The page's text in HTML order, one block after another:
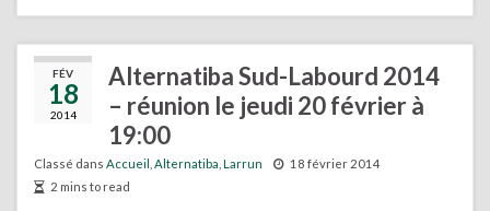
FÉV
18
2014
Alternatiba Sud-Labourd 2014
– réunion le jeudi 20 février à
19:00
Classé dans Accueil Alternatiba Larrun
18 février 2014
2 mins to read